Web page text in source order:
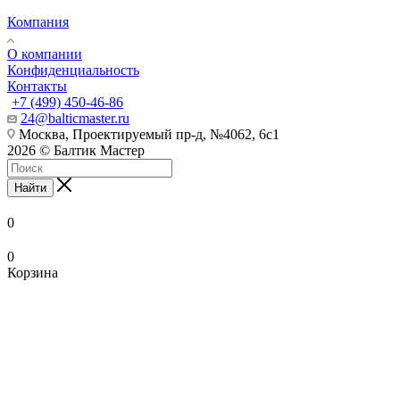
Компания
О компании
Конфиденциальность
Контакты
+7 (499) 450-46-86
24@balticmaster.ru
Москва, Проектируемый пр-д, №4062, 6с1
2026 © Балтик Мастер
Найти
0
0
Корзина